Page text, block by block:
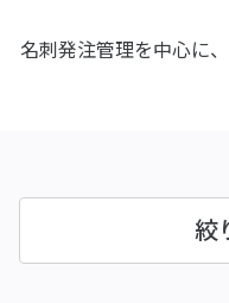
名刺発注管理を中心に
絞